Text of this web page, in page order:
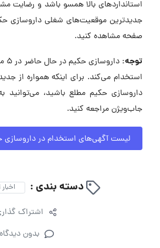
استانداردهای بالا همسو باشد و رضایت
جدیدترین موقعیت‌های شغلی داروسازی
صفحه مشاهده کنید.
توجه:
استخدام می‌کند. برای اینکه همواره از
داروسازی حکیم مطلع باشید،
جاب‌ویژن مراجعه کنید.
لیست آگهی‌های استخدام در داروسازی
دسته بندی :
اشتراک
بدون دیدگاه